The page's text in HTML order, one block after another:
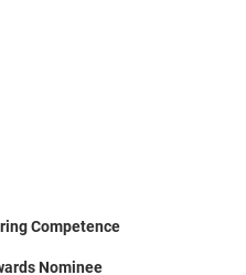
Competence
Nominee